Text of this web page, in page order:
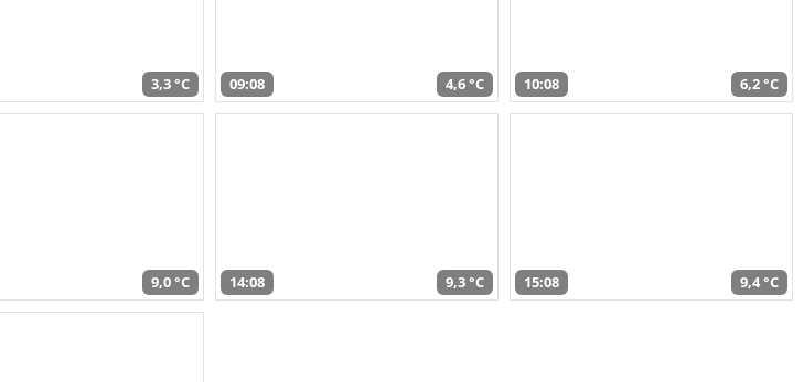
3,3 °C 09:08 4,6 °C 10:08 6,2 °C
9,0 °C 14:08 9,3 °C 15:08 9,4 °C